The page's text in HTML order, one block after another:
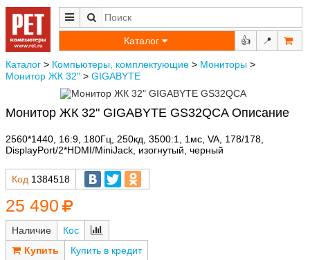
Каталог 👍 📍
Каталог > Компьютеры, комплектующие > Мониторы >
Монитор ЖК 32" > GIGABYTE
Монитор ЖК 32" GIGABYTE GS32QCA Описание
2560*1440, 16:9, 180Гц, 250кд, 3500:1, 1мс, VA, 178/178,
DisplayPort/2*HDMI/MiniJack, изогнутый, черный
Код 1384518
25 490
Наличие
Кос
Купить в кредит